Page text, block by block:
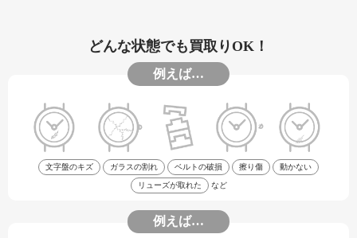
どんな状態でも買取りOK！
例えば…
文字盤のキズ ガラスの割れ ベルトの破損 擦り傷 動かない
リューズが取れた など
例えば…